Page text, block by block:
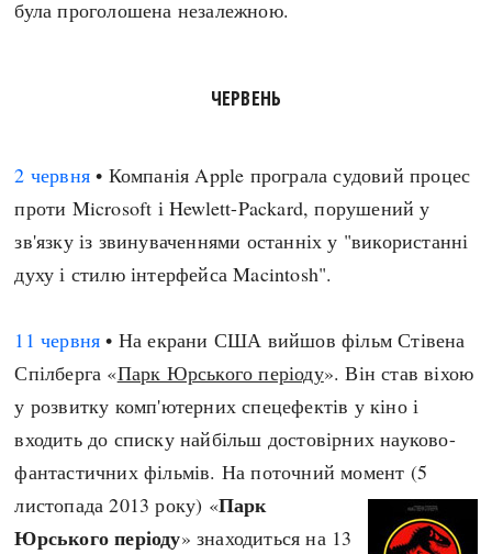
була проголошена незалежною.
ЧЕРВЕНЬ
2 червня • Компанія Apple програла судовий процес
проти Microsoft і Hewlett-Packard, порушений у
зв'язку із звинуваченнями останніх у "використанні
духу і стилю інтерфейса Macintosh".
11 червня • На екрани США вийшов фільм Стівена
Спілберга «Парк Юрського періоду». Він став віхою
у розвитку комп'ютерних спецефектів у кіно і
входить до списку найбільш достовірних науково-
фантастичних фільмів. На поточний момент (5
листопада 2013 року) «Парк
Юрського періоду» знаходиться на 13